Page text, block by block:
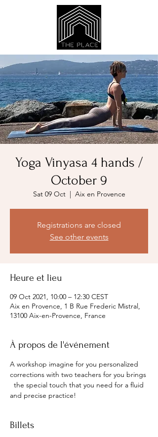
Yoga Vinyasa 4 hands /
October 9
Sat 09 Oct
  |
Aix en Provence
Registrations are closed
See other events
Heure et lieu
09 Oct 2021, 10:00 – 12:30 CEST
Aix en Provence, 1 B Rue Frederic Mistral,
13100 Aix-en-Provence, France
À propos de l'événement
A workshop imagine for you personalized
corrections with two teachers for you brings
the special touch that you need for a fluid
and precise practice!
Billets